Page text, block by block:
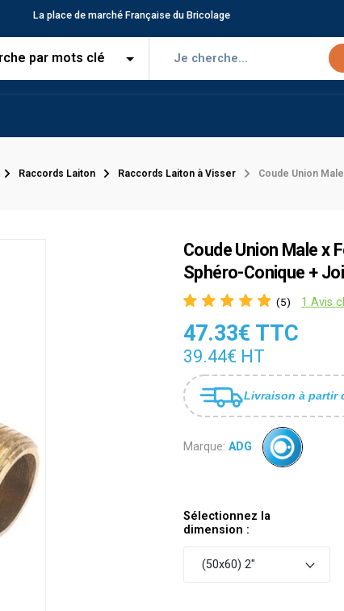
La place de marché Française du Bricolage
Raccords Laiton Raccords Laiton à Visser Coude Union
Coude Union Male x
Sphéro-Conique +
(5) 1 Avis
47.33€ TTC
39.44€ HT
Livraison à partir
Marque: ADG
Sélectionnez la
dimension :
(50x60) 2"